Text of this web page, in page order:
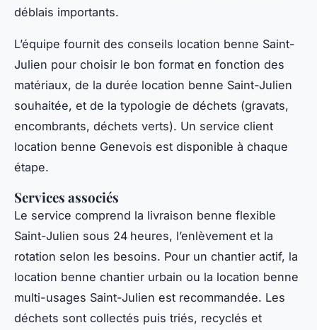
déblais importants.
L’équipe fournit des conseils location benne Saint-
Julien pour choisir le bon format en fonction des
matériaux, de la durée location benne Saint-Julien
souhaitée, et de la typologie de déchets (gravats,
encombrants, déchets verts). Un service client
location benne Genevois est disponible à chaque
étape.
Services associés
Le service comprend la livraison benne flexible
Saint-Julien sous 24 heures, l’enlèvement et la
rotation selon les besoins. Pour un chantier actif, la
location benne chantier urbain ou la location benne
multi-usages Saint-Julien est recommandée. Les
déchets sont collectés puis triés, recyclés et